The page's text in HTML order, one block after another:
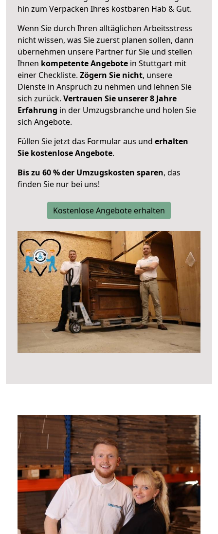
hin zum Verpacken Ihres kostbaren Hab & Gut.
Wenn Sie durch Ihren alltäglichen Arbeitsstress
nicht wissen, was Sie zuerst planen sollen, dann
übernehmen unsere Partner für Sie und stellen
Ihnen kompetente Angebote in Stuttgart mit
einer Checkliste. Zögern Sie nicht, unsere
Dienste in Anspruch zu nehmen und lehnen Sie
sich zurück. Vertrauen Sie unserer 8 Jahre
Erfahrung in der Umzugsbranche und holen Sie
sich Angebote.
Füllen Sie jetzt das Formular aus und erhalten
Sie kostenlose Angebote.
Bis zu 60 % der Umzugskosten sparen, das
finden Sie nur bei uns!
Kostenlose Angebote erhalten